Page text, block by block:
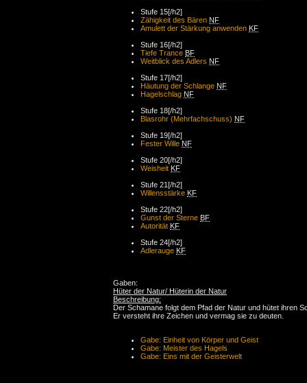
Stufe 15[/h2]
Zähigkeit des Bären NF
Amulett der Stärkung anwenden KF
Stufe 16[/h2]
Tiefe Trance BF
Weitblick des Adlers NF
Stufe 17[/h2]
Häutung der Schlange NF
Hagelschlag NF
Stufe 18[/h2]
Blasrohr (Mehrfachschuss) NF
Stufe 19[/h2]
Fester Wille NF
Stufe 20[/h2]
Weisheit KF
Stufe 21[/h2]
Willensstärke KF
Stufe 22[/h2]
Gunst der Sterne BF
Autorität KF
Stufe 24[/h2]
Adlerauge KF
Gaben:
Hüter der Natur/ Hüterin der Natur
Beschreibung:
Der Schamane folgt dem Pfad der Natur und hütet ihren
Er versteht ihre Zeichen und vermag sie zu deuten.
Gabe: Einheit von Körper und Geist
Gabe: Meister des Hagels
Gabe: Eins mit der Geisterwelt